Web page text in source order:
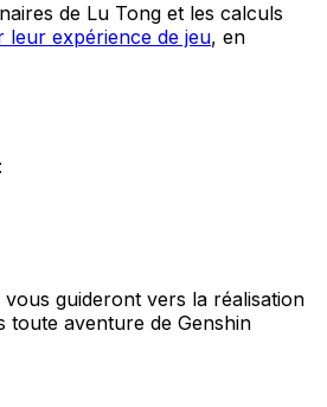
de Lu Tong et les calculs
leur expérience de jeu, en
guideront vers la réalisation
toute aventure de Genshin